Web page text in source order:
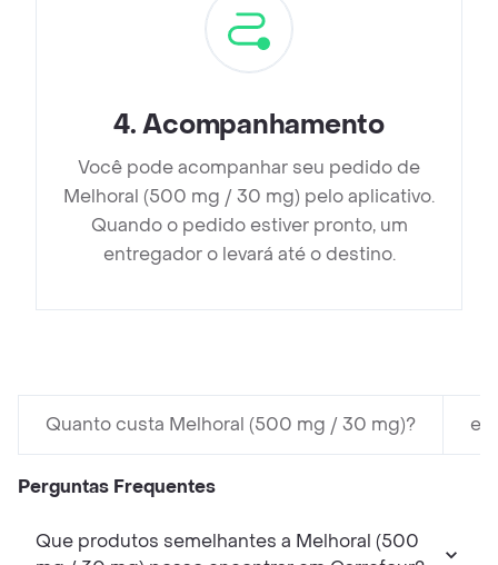
4.Acompanhamento
Você pode acompanhar seu pedido de
Melhoral (500 mg / 30 mg) pelo aplicativo.
Quando o pedido estiver pronto, um
entregador o levará até o destino.
Quanto custa Melhoral (500 mg / 30 mg)?
Perguntas Frequentes
Que produtos semelhantes a Melhoral (500